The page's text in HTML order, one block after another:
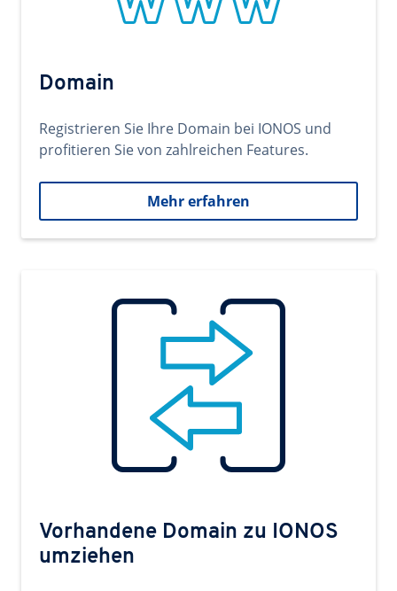
Domain
Registrieren Sie Ihre Domain bei IONOS und
profitieren Sie von zahlreichen Features.
Mehr erfahren
Vorhandene Domain zu IONOS
umziehen